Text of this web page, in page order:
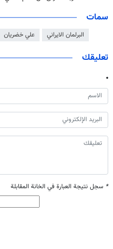
سمات
البرلمان الايراني علي خضريان
تعليقك
* سجل نتيجة العبارة في الخانة المقابلة